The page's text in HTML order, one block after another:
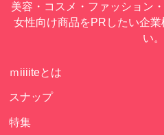
美容・コスメ・ファッション
女性向け商品をPRしたい企
い。
ｍiiiiteとは
スナップ
特集